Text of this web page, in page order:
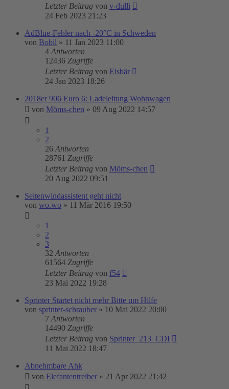
Letzter Beitrag von v-dulli
24 Feb 2023 21:23
AdBlue-Fehler nach -20°C in Schweden
von Bobil » 11 Jan 2023 11:00
4 Antworten
12436 Zugriffe
Letzter Beitrag von Eisbär
24 Jan 2023 18:26
2018er 906 Euro 6: Ladeleitung Wohnwagen
von Möms-chen » 09 Aug 2022 14:57
1
2
26 Antworten
28761 Zugriffe
Letzter Beitrag von Möms-chen
20 Aug 2022 09:51
Seitenwindassistent geht nicht
von wo.wo » 11 Mär 2016 19:50
1
2
3
32 Antworten
61564 Zugriffe
Letzter Beitrag von f54
23 Mai 2022 19:28
Sprinter Startet nicht mehr Bitte um Hilfe
von sprinter-schrauber » 10 Mai 2022 20:00
7 Antworten
14490 Zugriffe
Letzter Beitrag von Sprinter_213_CDI
11 Mai 2022 18:47
Abnehmbare Ahk
von Elefantentreiber » 21 Apr 2022 21:42